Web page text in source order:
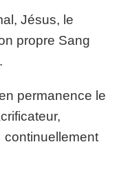
Jésus, le
propre Sang
permanence le